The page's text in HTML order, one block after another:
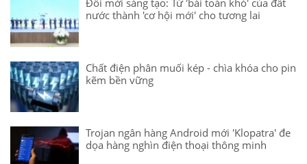
nước thành 'cơ hội mới' cho tương lai
Chất điện phân muối kép - chìa khóa cho pin
kẽm bền vững
Trojan ngân hàng Android mới 'Klopatra' đe
dọa hàng nghìn điện thoại thông minh